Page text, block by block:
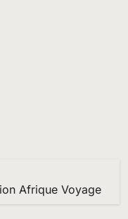
Afrique Voyage